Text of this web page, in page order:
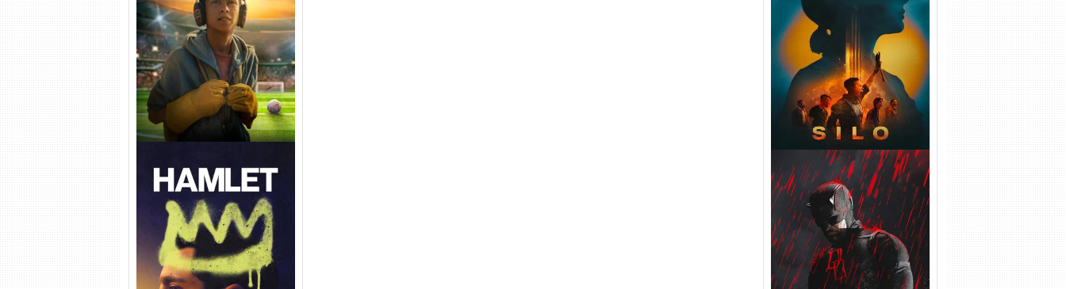
Um Goleiro Muito Improvável
Torrent (2026) WEB-DL 1080p
Dual Áudio
Hamlet Torrent (2026) WEB-
DL 1080p Dual Áudio
Silo 2ª Temporada (2024)
WEB-DL 1080p Dual Áudio
Demolidor: Renascido 2ª
Temporada (2026) WEB-DL
1080p Dual Áudio